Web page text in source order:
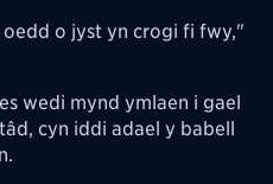
o jyst yn crogi fi fwy,"
wedi mynd ymlaen i gael
cyn iddi adael y babell